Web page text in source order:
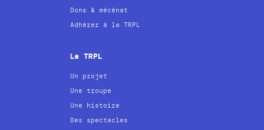
Dons & mécénat
Adhérer à la TRPL
La TRPL
Un projet
Une troupe
Une histoire
Des spectacles